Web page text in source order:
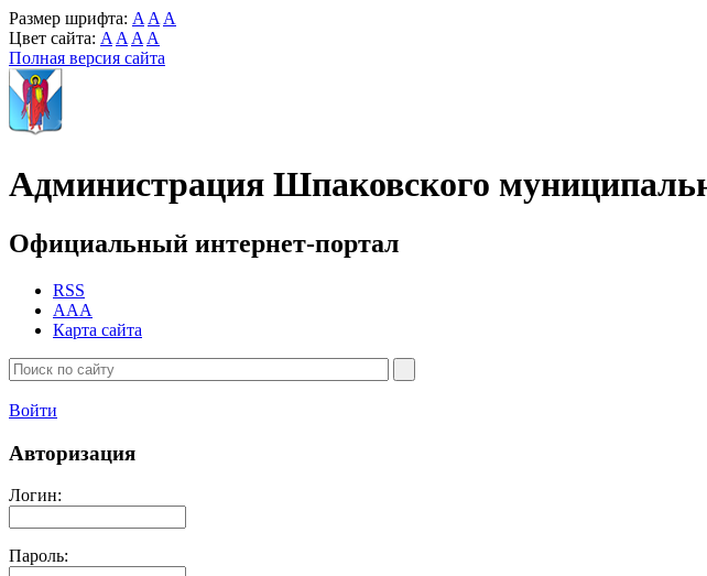
Размер шрифта: A A A
Цвет сайта: A A A A
Полная версия сайта
Администрация Шпаковского
Официальный интернет-портал
RSS
AAA
Карта сайта
Войти
Авторизация
Логин:
Пароль: